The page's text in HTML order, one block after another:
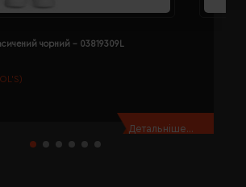
чорний - 03819309L
Детальніше...